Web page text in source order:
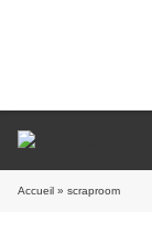
Accueil » scraproom